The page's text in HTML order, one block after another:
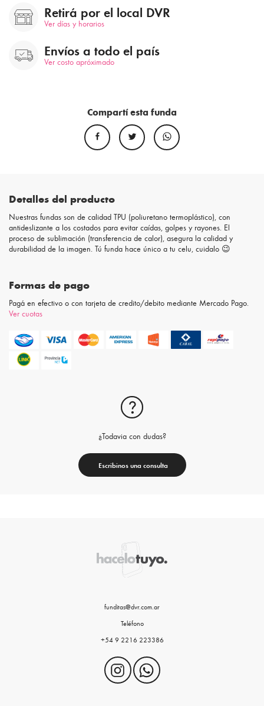
Retirá por el local DVR
Ver días y horarios
Envíos a todo el país
Ver costo apróximado
Compartí esta funda
Detalles del producto
Nuestras fundas son de calidad TPU (poliuretano termoplástico), con
antideslizante a los costados para evitar caídas, golpes y rayones. El
proceso de sublimación (transferencia de calor), asegura la calidad y
durabilidad de la imagen. Tú funda hace único a tu celu, cuidalo 😉
Formas de pago
Pagá en efectivo o con tarjeta de credito/debito mediante Mercado Pago.
Ver cuotas
¿Todavia con dudas?
Escribinos una consulta
funditas@dvr.com.ar
Teléfono
+54 9 2216 223386